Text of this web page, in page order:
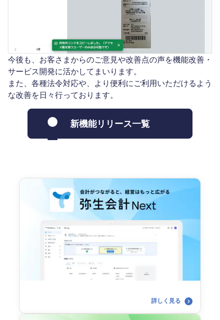
今後も、お客さまからのご意見や改善点の声を機能改善・
サービス開発に活かしてまいります。
また、各種法令対応や、より便利にご利用いただけるよう
な改善を日々行っております。
新機能リリース一覧
詳しく見る